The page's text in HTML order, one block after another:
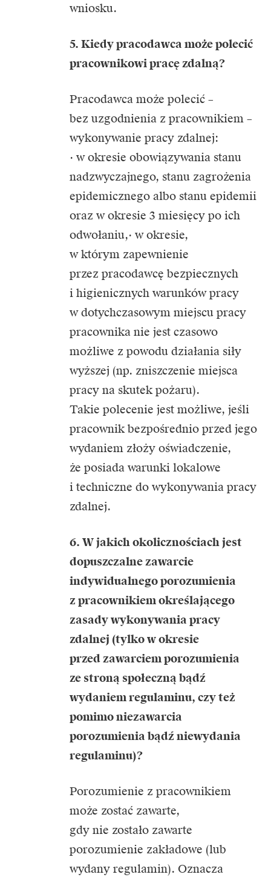
wniosku.
5. Kiedy pracodawca może polecić
pracownikowi pracę zdalną?
Pracodawca może polecić –
bez uzgodnienia z pracownikiem –
wykonywanie pracy zdalnej:
· w okresie obowiązywania stanu
nadzwyczajnego, stanu zagrożenia
epidemicznego albo stanu epidemii
oraz w okresie 3 miesięcy po ich
odwołaniu,· w okresie,
w którym zapewnienie
przez pracodawcę bezpiecznych
i higienicznych warunków pracy
w dotychczasowym miejscu pracy
pracownika nie jest czasowo
możliwe z powodu działania siły
wyższej (np. zniszczenie miejsca
pracy na skutek pożaru).
Takie polecenie jest możliwe, jeśli
pracownik bezpośrednio przed jego
wydaniem złoży oświadczenie,
że posiada warunki lokalowe
i techniczne do wykonywania pracy
zdalnej.
6. W jakich okolicznościach jest
dopuszczalne zawarcie
indywidualnego porozumienia
z pracownikiem określającego
zasady wykonywania pracy
zdalnej (tylko w okresie
przed zawarciem porozumienia
ze stroną społeczną bądź
wydaniem regulaminu, czy też
pomimo niezawarcia
porozumienia bądź niewydania
regulaminu)?
Porozumienie z pracownikiem
może zostać zawarte,
gdy nie zostało zawarte
porozumienie zakładowe (lub
wydany regulamin). Oznacza